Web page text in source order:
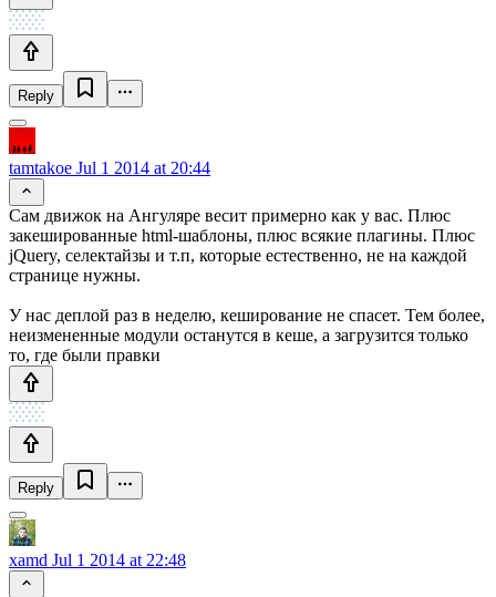
Reply
tamtakoe Jul 1 2014 at 20:44
Сам движок на Ангуляре весит примерно как у вас. Плюс
закешированные html-шаблоны, плюс всякие плагины. Плюс
jQuery, селектайзы и т.п, которые естественно, не на каждой
странице нужны.
У нас деплой раз в неделю, кеширование не спасет. Тем более,
неизмененные модули останутся в кеше, а загрузится только
то, где были правки
Reply
xamd Jul 1 2014 at 22:48